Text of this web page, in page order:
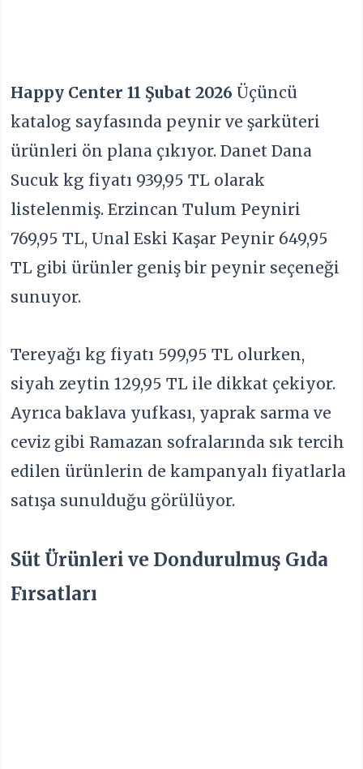
Happy Center 11 Şubat 2026 Üçüncü
katalog sayfasında peynir ve şarküteri
ürünleri ön plana çıkıyor. Danet Dana
Sucuk kg fiyatı 939,95 TL olarak
listelenmiş. Erzincan Tulum Peyniri
769,95 TL, Unal Eski Kaşar Peynir 649,95
TL gibi ürünler geniş bir peynir seçeneği
sunuyor.
Tereyağı kg fiyatı 599,95 TL olurken,
siyah zeytin 129,95 TL ile dikkat çekiyor.
Ayrıca baklava yufkası, yaprak sarma ve
ceviz gibi Ramazan sofralarında sık tercih
edilen ürünlerin de kampanyalı fiyatlarla
satışa sunulduğu görülüyor.
Süt Ürünleri ve Dondurulmuş Gıda
Fırsatları